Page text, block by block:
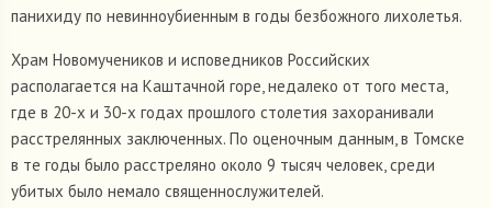
панихиду по невинноубиенным в годы безбожного лихолетья.
Храм Новомучеников и исповедников Российских
располагается на Каштачной горе, недалеко от того места,
где в 20-х и 30-х годах прошлого столетия захоранивали
расстрелянных заключенных. По оценочным данным, в Томске
в те годы было расстреляно около 9 тысяч человек, среди
убитых было немало священнослужителей.